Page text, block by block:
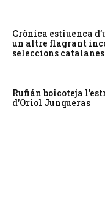
Crònica estiuenca
un altre flagrant
seleccions
Rufián boicoteja
d’Oriol Junqueras